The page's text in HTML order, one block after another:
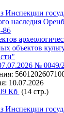
Инспекции
наследия
86
объектов
№ 0049/
10.07.2026
Кб (14 стр.)
Инспекции